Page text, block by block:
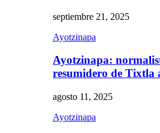
septiembre 21, 2025
Ayotzinapa
Ayotzinapa:
resumidero de Tixtla
agosto 11, 2025
Ayotzinapa